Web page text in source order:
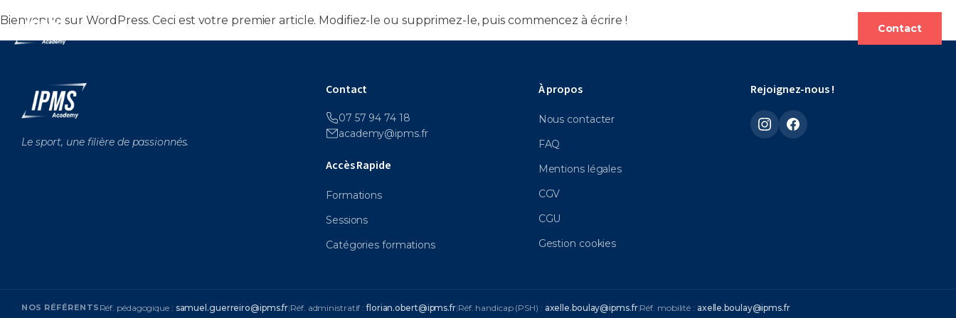
Nos FormationsCalendrier des formationsCatégories des formations Contact
Bienvenue sur WordPress. Ceci est votre premier article. Modifiez-le ou supprimez-le, puis commencez à écrire !
Le sport, une filière de passionnés.
Contact
07 57 94 74 18
academy@ipms.fr
Accès Rapide
Formations
Sessions
Catégories formations
À propos
Nous contacter
FAQ
Mentions légales
CGV
CGU
Gestion cookies
Rejoignez-nous !
NOS RÉFÉRENTS Réf. pédagogique : samuel.guerreiro@ipms.fr|Réf. administratif :florian.obert@ipms.fr|Réf. handicap (PSH) : axelle.boulay@ipms.fr|Réf. mobilité : axelle.boulay@ipms.fr